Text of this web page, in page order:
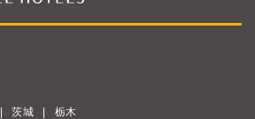
茨城 栃木